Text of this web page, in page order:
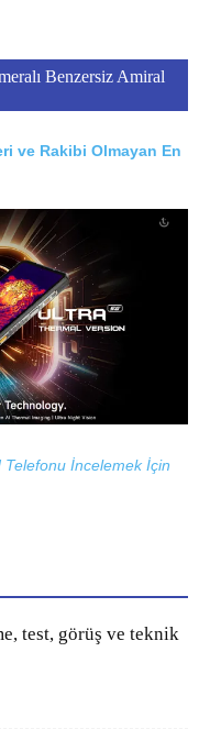
Benzersiz Amiral
ve Rakibi Olmayan En
İncelemek İçin
test, görüş ve teknik